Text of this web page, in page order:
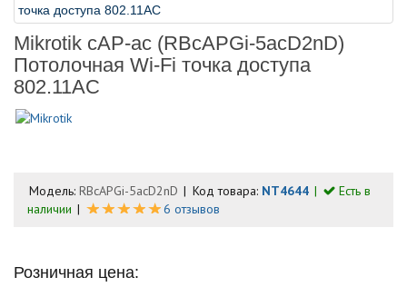
Mikrotik cAP-ac (RBcAPGi-5acD2nD)
Потолочная Wi-Fi точка доступа
802.11AC
Модель: RBcAPGi-5acD2nD Код товара: NT4644
Есть в
наличии
6 отзывов
Розничная цена: